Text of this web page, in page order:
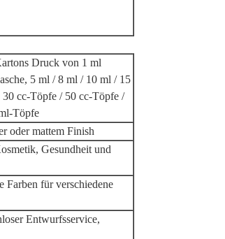
Druck von 1 ml
5 ml / 8 ml / 10 ml / 15
cc-Töpfe / 50 cc-Töpfe /
Töpfe
oder mattem Finish
Gesundheit und
Farben für verschiedene
Entwurfsservice,